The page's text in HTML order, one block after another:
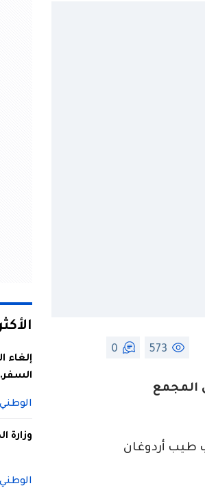
573
0
المجمع
طيب أردوغان
إلغاء
الوطني
وزارة
الوطني